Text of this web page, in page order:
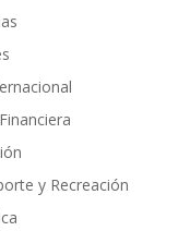
y Recreación